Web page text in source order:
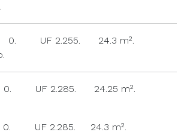
0. UF 2.255. 24.3 m².
0. UF 2.285. 24.25 m².
0. UF 2.285. 24.3 m².